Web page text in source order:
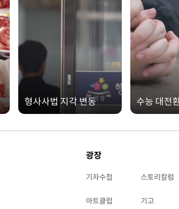
형사사법 지각 변동 수능 대전
광장
기자수첩 스토리칼럼
아트클럽 기고